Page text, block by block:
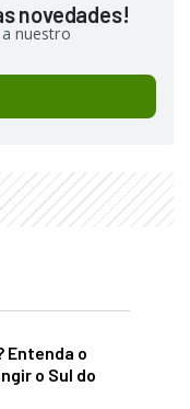
novedades!
nuestro
Entenda o
o Sul do